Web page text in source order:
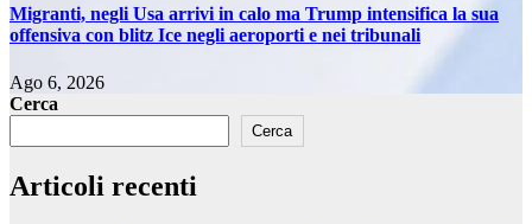
Migranti, negli Usa arrivi in calo ma Trump intensifica la sua
offensiva con blitz Ice negli aeroporti e nei tribunali
Ago 6, 2026
Cerca
Cerca
Articoli recenti